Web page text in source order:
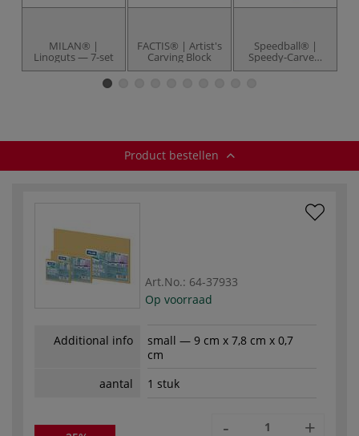
MILAN® |
Linoguts — 7-set
FACTIS® | Artist's
Carving Block
Speedball® |
Speedy-Carve™
carving block
Product bestellen
Art.No.: 64-37933
Op voorraad
Additional info
small — 9 cm x 7,8 cm x 0,7
cm
aantal
1 stuk
- +